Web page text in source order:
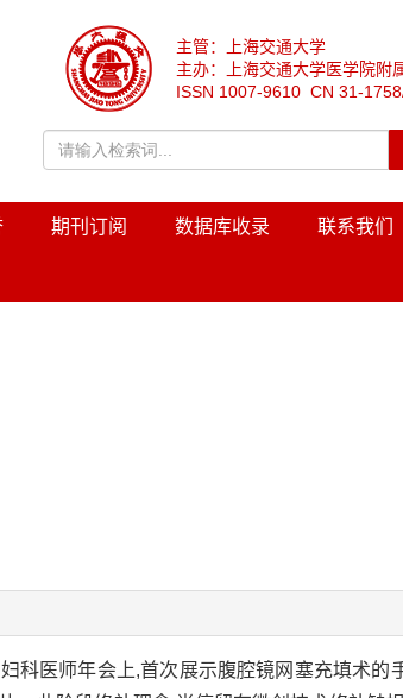
主管：上海交通大学
主办：上海交通大学医学院附
ISSN 1007-9610 CN 31-
期刊订阅 数据库收录 联系我们
科医师年会上,首次展示腹腔镜网塞充填术的